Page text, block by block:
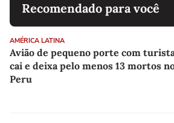
Recomendado para você
AMÉRICA LATINA
Avião de pequeno porte com
cai e deixa pelo menos 13 mortos
Peru